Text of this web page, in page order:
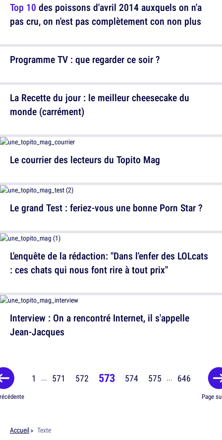
Programme TV : que regarder ce soir ?
Le courrier des lecteurs du Topito Mag
L'enquête de la rédaction: "Dans l'enfer des LOLcats
: ces chats qui nous font rire à tout prix"
Top 10 des poissons d'avril 2014 auxquels on n'a
pas cru, on n'est pas complètement con non plus
La Recette du jour : le meilleur cheesecake du
monde (carrément)
Le grand Test : feriez-vous une bonne Porn Star ?
Interview : On a rencontré Internet, il s'appelle
Jean-Jacques
1 ... 571 572 573 574 575 ... 646
Page
Accueil Texte